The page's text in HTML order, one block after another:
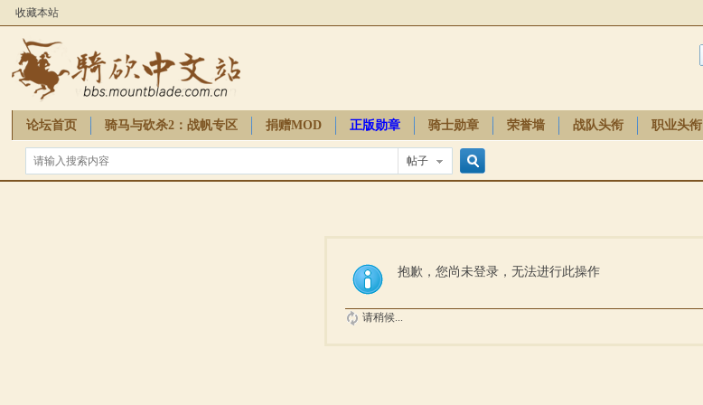
收藏本站
论坛首页 骑马与砍杀2：战帆专区 捐赠MOD 正版勋章 骑士勋章 荣誉墙 战队头衔 职业头衔
骑砍周边
帖子
索
抱歉，您尚未登录，无法进行此操作
请稍候...